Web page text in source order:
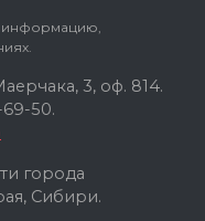
информацию,
3, оф. 814.
69-50.
города
Сибири.